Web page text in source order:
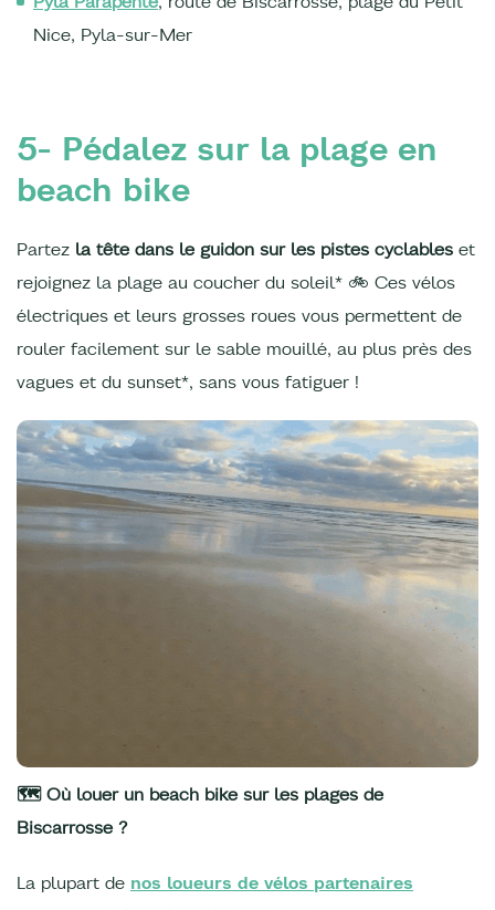
Nice, Pyla-sur-Mer
5- Pédalez sur la plage en
beach bike
Partez la tête dans le guidon sur les pistes cyclables et
rejoignez la plage au coucher du soleil* 🚲 Ces vélos
électriques et leurs grosses roues vous permettent de
rouler facilement sur le sable mouillé, au plus près des
vagues et du sunset*, sans vous fatiguer !
🗺️ Où louer un beach bike sur les plages de
Biscarrosse ?
La plupart de nos loueurs de vélos partenaires